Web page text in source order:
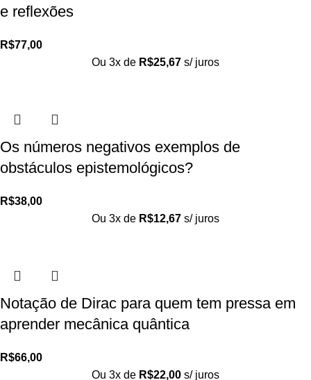
e reflexões
R$77,00
Ou 3x de R$25,67 s/ juros
Os números negativos exemplos de
obstáculos epistemológicos?
R$38,00
Ou 3x de R$12,67 s/ juros
Notação de Dirac para quem tem pressa em
aprender mecânica quântica
R$66,00
Ou 3x de R$22,00 s/ juros